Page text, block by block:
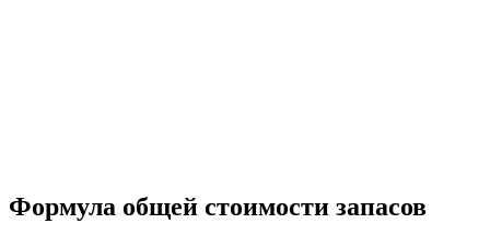
Формула общей стоимости запасов